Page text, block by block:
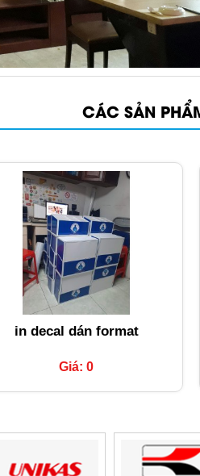
CÁC SẢN
in decal dán format
Giá: 0